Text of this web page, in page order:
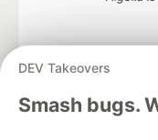
DEV Takeovers
Smash bugs.
DEV Community— A
development